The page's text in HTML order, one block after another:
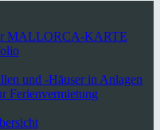
MALLORCA-KARTE
und -Häuser in Anlagen
Ferienvermietung